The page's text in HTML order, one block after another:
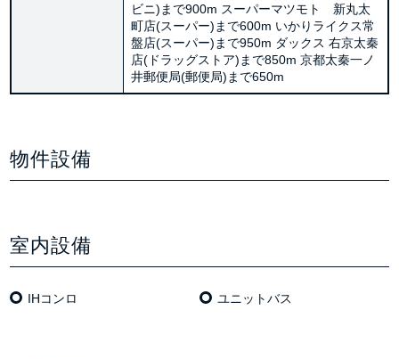
ビニ)まで900m スーパーマツモト 新丸太
町店(スーパー)まで600m いかりライクス常
盤店(スーパー)まで950m ダックス 右京太秦
店(ドラッグストア)まで850m 京都太秦一ノ
井郵便局(郵便局)まで650m
物件設備
室内設備
IHコンロ ユニットバス